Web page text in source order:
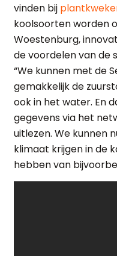
vinden bij
koolsoorten worden
Woestenburg,
de voordelen van de
“We kunnen met de
gemakkelijk de
ook in het water. En
gegevens via het
uitlezen. We kunnen
klimaat krijgen in de
hebben van